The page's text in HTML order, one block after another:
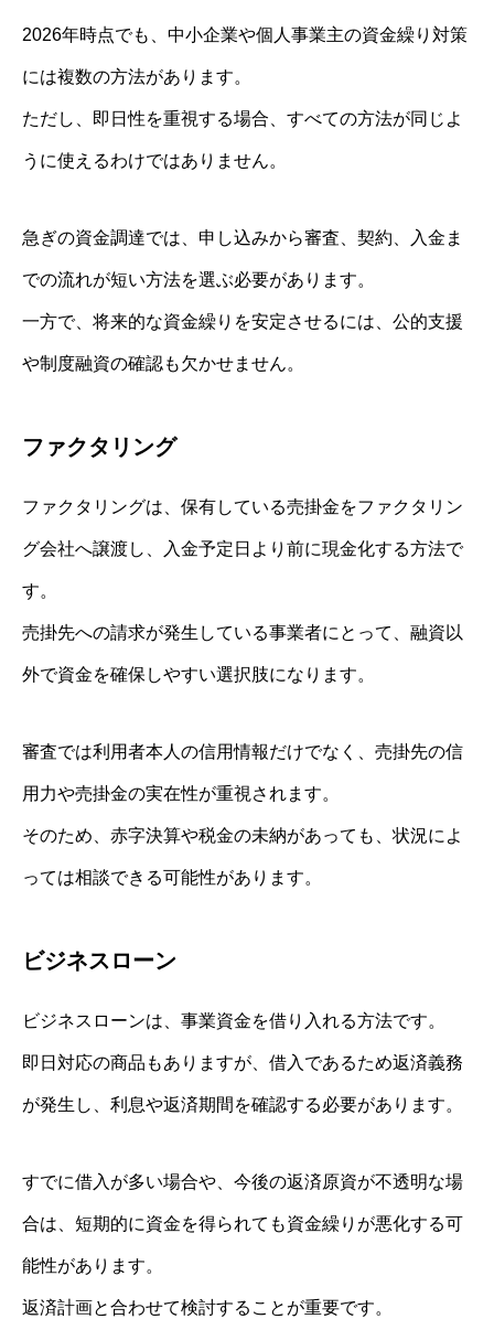
2026年時点でも、中小企業や個人事業主の資金繰り対策
には複数の方法があります。
ただし、即日性を重視する場合、すべての方法が同じよ
うに使えるわけではありません。
急ぎの資金調達では、申し込みから審査、契約、入金ま
での流れが短い方法を選ぶ必要があります。
一方で、将来的な資金繰りを安定させるには、公的支援
や制度融資の確認も欠かせません。
ファクタリング
ファクタリングは、保有している売掛金をファクタリン
グ会社へ譲渡し、入金予定日より前に現金化する方法で
す。
売掛先への請求が発生している事業者にとって、融資以
外で資金を確保しやすい選択肢になります。
審査では利用者本人の信用情報だけでなく、売掛先の信
用力や売掛金の実在性が重視されます。
そのため、赤字決算や税金の未納があっても、状況によ
っては相談できる可能性があります。
ビジネスローン
ビジネスローンは、事業資金を借り入れる方法です。
即日対応の商品もありますが、借入であるため返済義務
が発生し、利息や返済期間を確認する必要があります。
すでに借入が多い場合や、今後の返済原資が不透明な場
合は、短期的に資金を得られても資金繰りが悪化する可
能性があります。
返済計画と合わせて検討することが重要です。